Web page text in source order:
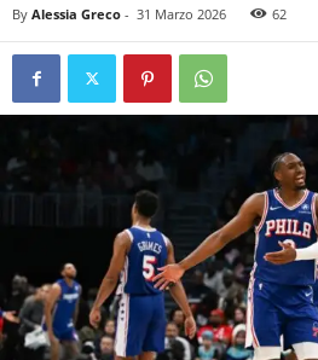
By Alessia Greco - 31 Marzo 2026 62